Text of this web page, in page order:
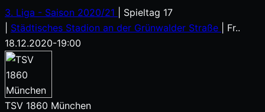
3. Liga - Saison 2020/21
Spieltag 17
Städtisches Stadion an der Grünwalder Straße
Fr..
18.12.2020-19:00
TSV 1860 München